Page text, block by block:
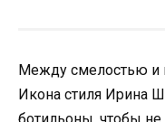
Между смелостью и
Икона стиля Ирина